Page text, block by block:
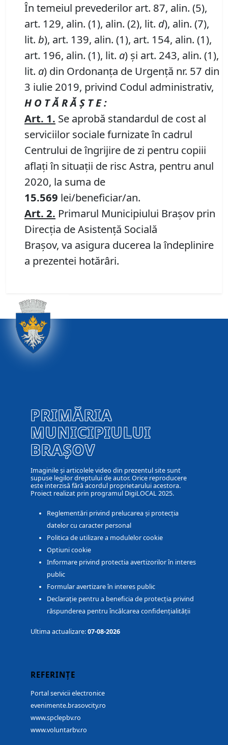
În temeiul prevederilor art. 87, alin. (5),
art. 129, alin. (1), alin. (2), lit. d), alin. (7),
lit. b), art. 139, alin. (1), art. 154, alin. (1),
art. 196, alin. (1), lit. a) și art. 243, alin. (1),
lit. a) din Ordonanța de Urgență nr. 57 din
3 iulie 2019, privind Codul administrativ,
H O T Ă R Ă Ş T E :
Art. 1. Se aprobă standardul de cost al
serviciilor sociale furnizate în cadrul
Centrului de îngrijire de zi pentru copiii
aflaţi în situaţii de risc Astra, pentru anul
2020, la suma de
15.569 lei/beneficiar/an.
Art. 2. Primarul Municipiului Braşov prin
Direcția de Asistență Socială
Brașov, va asigura ducerea la îndeplinire
a prezentei hotărâri.
PRIMĂRIA
MUNICIPIULUI
BRAȘOV
Imaginile și articolele video din prezentul site sunt
supuse legilor dreptului de autor. Orice reproducere
este interzisă fără acordul proprietarului acestora.
Proiect realizat prin programul DigiLOCAL 2025.
Reglementări privind prelucarea și protecția
datelor cu caracter personal
Politica de utilizare a modulelor cookie
Optiuni cookie
Informare privind protectia avertizorilor în interes
public
Formular avertizare în interes public
Declarație pentru a beneficia de protecția privind
răspunderea pentru încălcarea confidențialității
Ultima actualizare:07-08-2026
REFERINȚE
Portal servicii electronice
evenimente.brasovcity.ro
www.spclepbv.ro
www.voluntarbv.ro